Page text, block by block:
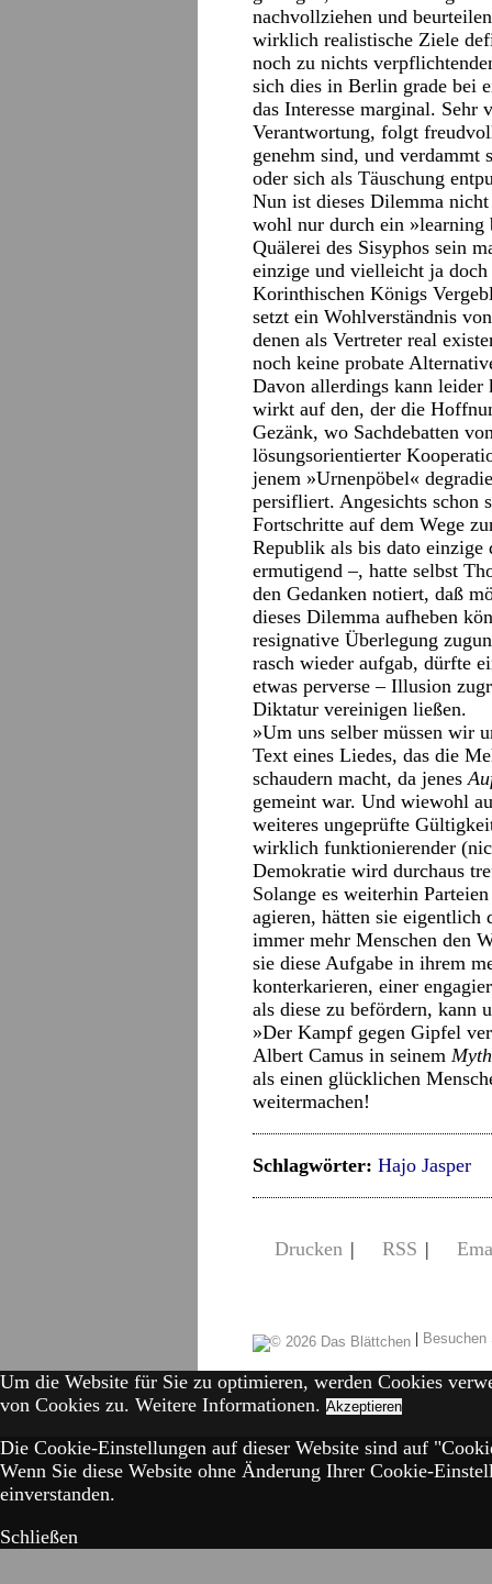
nachvollziehen und
wirklich realistische Ziele
noch zu nichts
sich dies in Berlin grade bei
das Interesse marginal.
Verantwortung, folgt
genehm sind, und verdammt
oder sich als Täuschung
Nun ist dieses Dilemma
wohl nur durch ein
Quälerei des Sisyphos sein
einzige und vielleicht ja doch
Korinthischen Königs
setzt ein Wohlverständnis
denen als Vertreter real
noch keine probate
Davon allerdings kann leider
wirkt auf den, der die
Gezänk, wo Sachdebatten
lösungsorientierter
jenem »Urnenpöbel«
persifliert. Angesichts schon
Fortschritte auf dem Wege
Republik als bis dato einzige
ermutigend –, hatte selbst
den Gedanken notiert, daß
dieses Dilemma aufheben
resignative Überlegung
rasch wieder aufgab, dürfte
etwas perverse – Illusion
Diktatur vereinigen ließen.
»Um uns selber müssen wir
Text eines Liedes, das die
schaudern macht, da jenes
gemeint war. Und wiewohl
weiteres ungeprüfte
wirklich funktionierender
Demokratie wird durchaus
Solange es weiterhin
agieren, hätten sie
immer mehr Menschen den
sie diese Aufgabe in ihrem
konterkarieren, einer
als diese zu befördern, kann
»Der Kampf gegen Gipfel
Albert Camus in seinem
als einen glücklichen
weitermachen!
Schlagwörter: Hajo Jasper
Drucken | RSS |
|
Um die Website für Sie zu optimieren, werden Cookies
von Cookies zu. Weitere Informationen. Akzeptieren
Die Cookie-Einstellungen auf dieser Website sind auf
Wenn Sie diese Website ohne Änderung Ihrer Cookie-
einverstanden.
Schließen